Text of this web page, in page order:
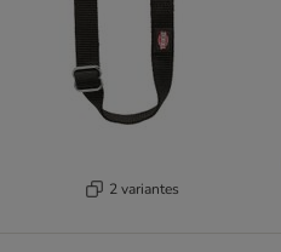
2 variantes